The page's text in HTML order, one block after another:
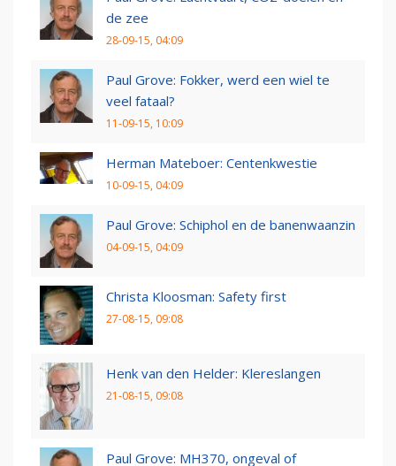
de zee
28-09-15, 04:09
Paul Grove: Fokker, werd een wiel te
veel fataal?
11-09-15, 10:09
Herman Mateboer: Centenkwestie
10-09-15, 04:09
Paul Grove: Schiphol en de banenwaanzin
04-09-15, 04:09
Christa Kloosman: Safety first
27-08-15, 09:08
Henk van den Helder: Klereslangen
21-08-15, 09:08
Paul Grove: MH370, ongeval of